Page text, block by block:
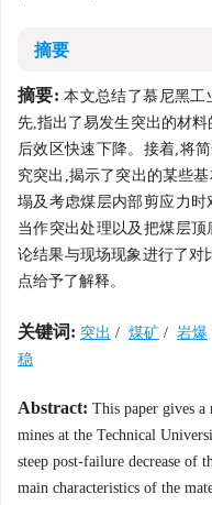
摘要
摘要: 本文总结了慕尼黑工
先,指出了易发生突出的材
后效区快速下降。接着,将
究突出,揭示了突出的某些
塌及考虑煤层内部剪应力
当作突出处理以及把煤层
论结果与现场现象进行了对
点给予了解释。
关键词: 突出 / 煤矿 / 岩爆
稳
Abstract: This paper gives
mines at the Technical
steep post-failure decrease of
main characteristics of the